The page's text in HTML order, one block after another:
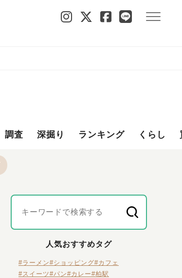
調査 深掘り ランキング くらし
人気おすすめタグ
#ラーメン#ショッピング#カフェ
#スイーツ#パン#カレー#柏駅